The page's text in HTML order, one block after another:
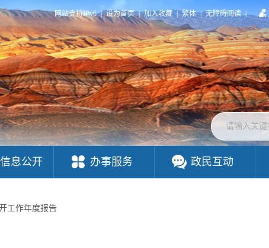
网站支持IPv6 | 设为首页 | 加入收藏 | 繁体 | 无障碍阅读 |
息公开 办事服务 政民互动
工作年度报告